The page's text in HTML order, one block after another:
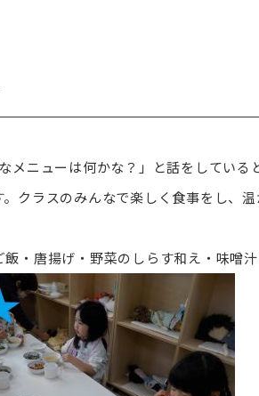
メニューは何かな？」と話をしている
クラスのみんなで楽しく食事をし、
・唐揚げ・野菜のしらす和え・味噌汁